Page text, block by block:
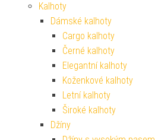
Kalhoty
Dámské kalhoty
Cargo kalhoty
Černé kalhoty
Elegantní kalhoty
Koženkové kalhoty
Letní kalhoty
Široké kalhoty
Džíny